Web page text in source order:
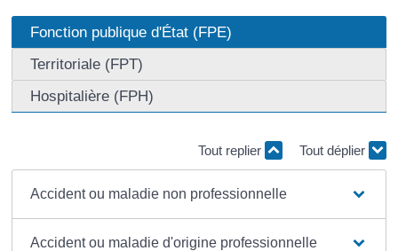
Fonction publique d'État (FPE)
Territoriale (FPT)
Hospitalière (FPH)
Tout replier Tout déplier
Accident ou maladie non professionnelle
Accident ou maladie d'origine professionnelle